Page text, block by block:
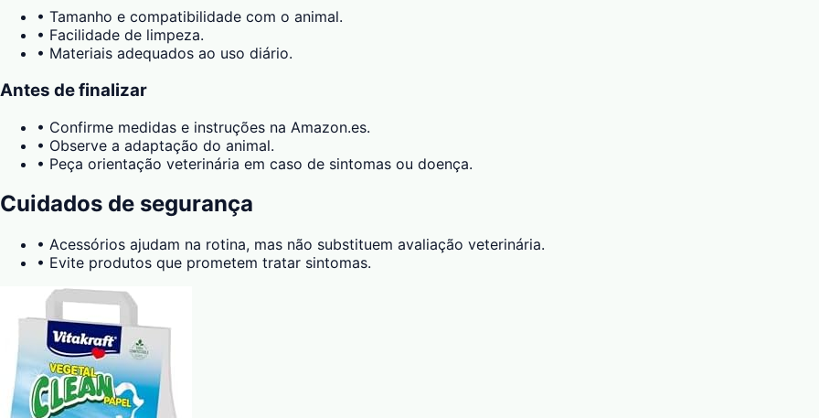
• Tamanho e compatibilidade com o animal.
• Facilidade de limpeza.
• Materiais adequados ao uso diário.
Antes de finalizar
• Confirme medidas e instruções na Amazon.es.
• Observe a adaptação do animal.
• Peça orientação veterinária em caso de sintomas ou doença.
Cuidados de segurança
• Acessórios ajudam na rotina, mas não substituem avaliação veterinária.
• Evite produtos que prometem tratar sintomas.